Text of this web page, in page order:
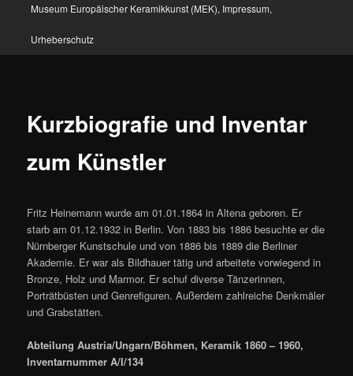
Museum Europäischer Keramikkunst (MEK), Impressum,
Urheberschutz
Kurzbiografie und Inventar
zum Künstler
Fritz Heinemann wurde am 01.01.1864 in Altena geboren. Er
starb am 01.12.1932 in Berlin. Von 1883 bis 1886 besuchte er die
Nürnberger Kunstschule und von 1886 bis 1889 die Berliner
Akademie. Er war als Bildhauer tätig und arbeitete vorwiegend in
Bronze, Holz und Marmor. Er schuf diverse Tänzerinnen,
Porträtbüsten und Genrefiguren. Außerdem zahlreiche Denkmäler
und Grabstätten.
Abteilung Austria/Ungarn/Böhmen, Keramik 1860 – 1960,
Inventarnummer A/I/134